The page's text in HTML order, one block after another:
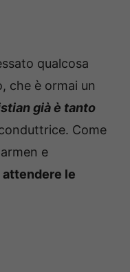
qualcosa
che è ormai un
già è tanto
Come
e
attendere le